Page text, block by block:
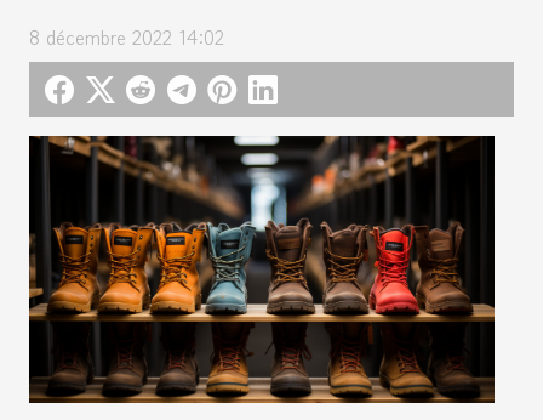
8 décembre 2022 14:02